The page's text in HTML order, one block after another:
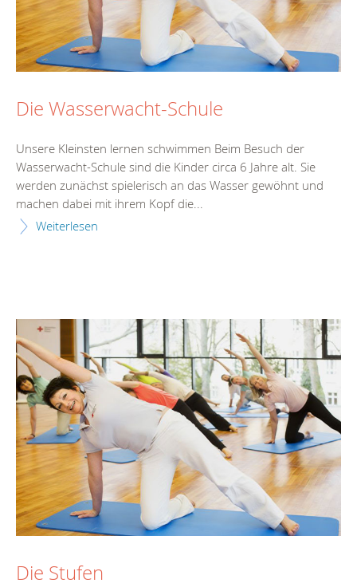
Die Wasserwacht-Schule
Unsere Kleinsten lernen schwimmen Beim Besuch der
Wasserwacht-Schule sind die Kinder circa 6 Jahre alt. Sie
werden zunächst spielerisch an das Wasser gewöhnt und
machen dabei mit ihrem Kopf die...
Weiterlesen
Die Stufen